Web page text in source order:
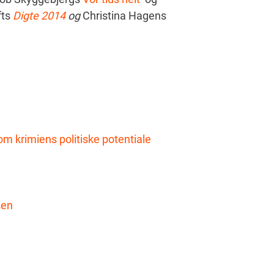
Digte 2014ogChristina Hagens
krimiens politiske potentiale